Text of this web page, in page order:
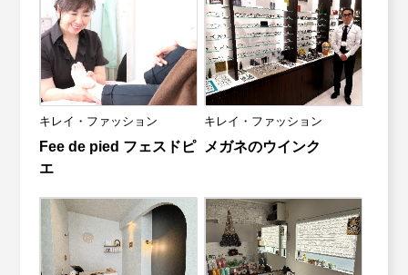
キレイ・ファッション
Fee de pied フェスドピ
エ
キレイ・ファッション
メガネのウインク